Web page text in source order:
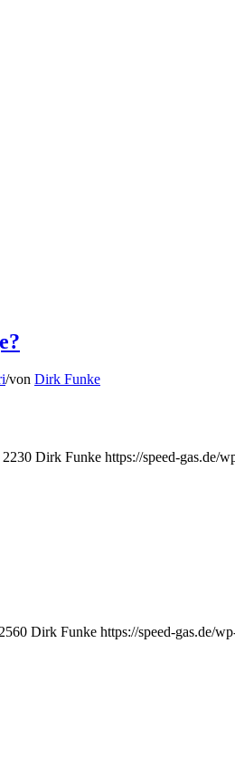
/von Dirk Funke
2230 Dirk Funke https://speed-gas.de/
2560 Dirk Funke https://speed-gas.de/